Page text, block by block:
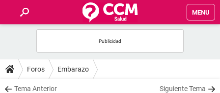
MENU
FOROS
SALUD
Foros Embarazo
Tema Anterior Siguiente Tema